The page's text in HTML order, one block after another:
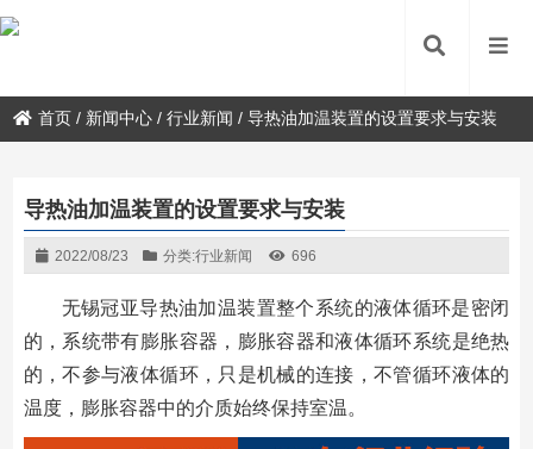
首页 / 新闻中心 /行业新闻 /导热油加温装置的设置要求与安装
导热油加温装置的设置要求与安装
2022/08/23 分类:行业新闻 696
无锡冠亚导热油加温装置整个系统的液体循环是密闭
的，系统带有膨胀容器，膨胀容器和液体循环系统是绝热
的，不参与液体循环，只是机械的连接，不管循环液体的
温度，膨胀容器中的介质始终保持室温。